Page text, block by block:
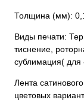
Толщина (мм):
Виды печати:
тиснение,
сублимация( для
Лента
цветовых